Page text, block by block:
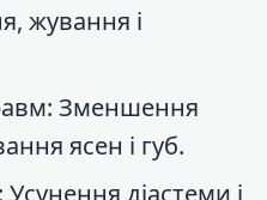
жування і
Зменшення
ясен і губ.
діастеми і